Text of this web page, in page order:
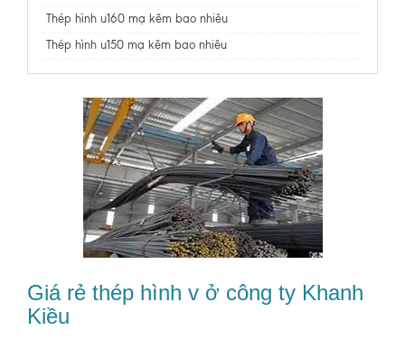
Thép hình u160 mạ kẽm bao nhiêu
Thép hình u150 mạ kẽm bao nhiêu
Giá rẻ thép hình v ở công ty Khanh
Kiều